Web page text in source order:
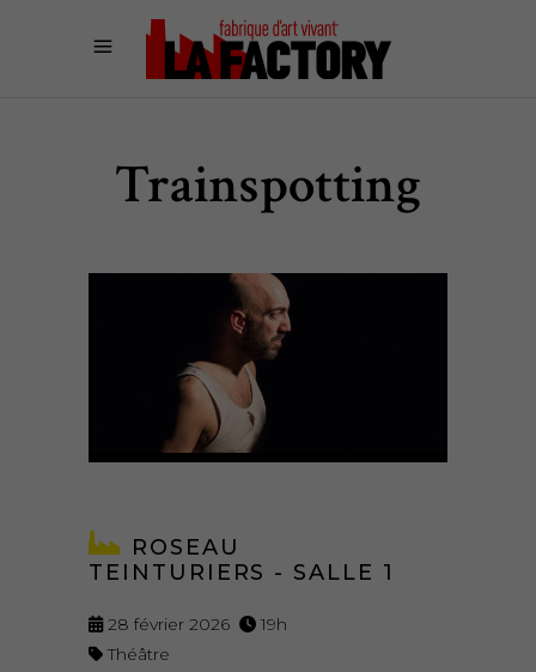
Trainspotting
ROSEAU
TEINTURIERS - SALLE 1
28 février 2026
19h
Théâtre